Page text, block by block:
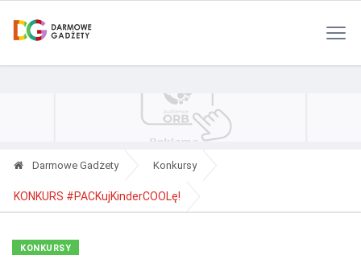
Darmowe Gadżety Konkursy
KONKURS #PACKujKinderCOOLę!
KONKURSY